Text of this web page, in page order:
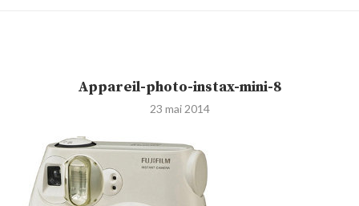
Appareil-photo-instax-mini-8
23 mai 2014